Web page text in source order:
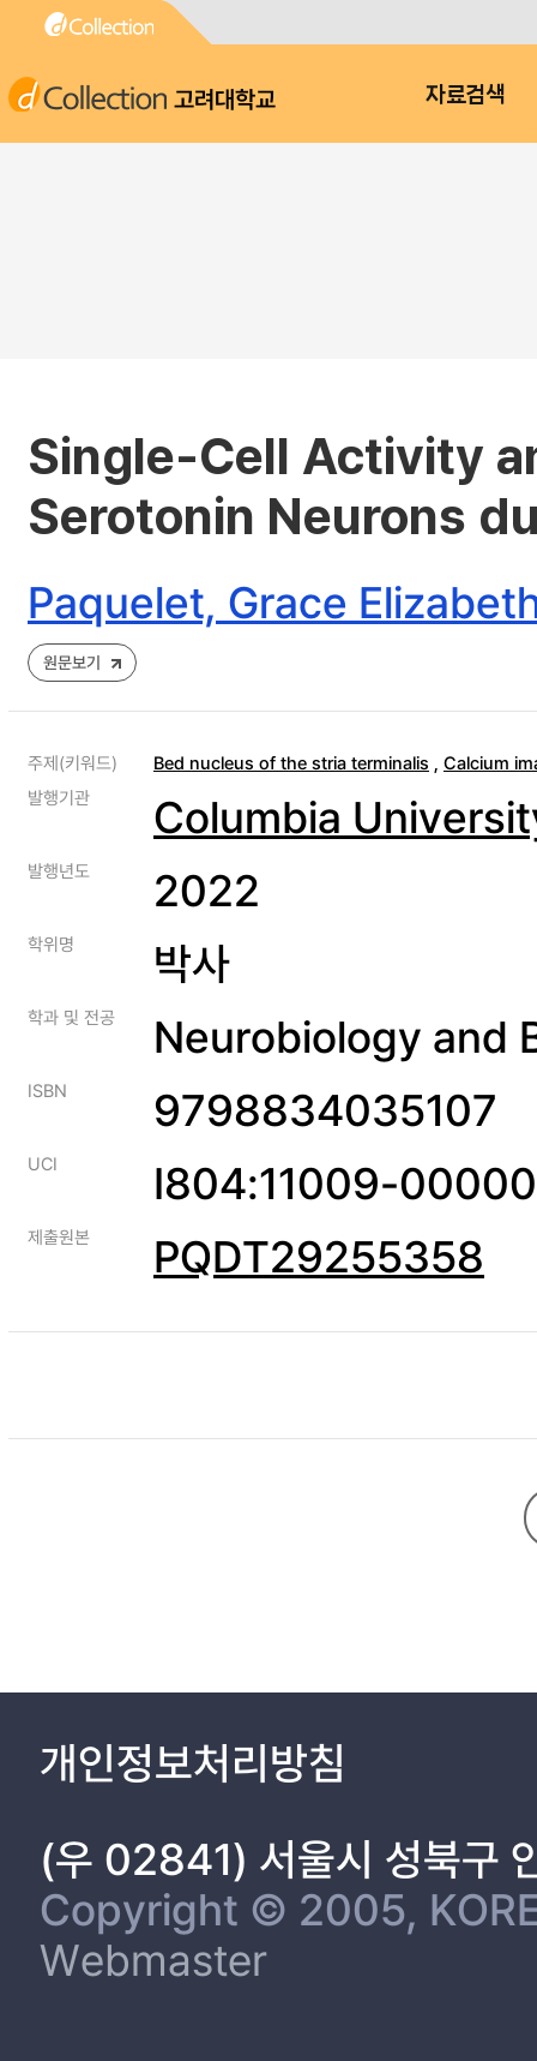
고려대학교 자료검색
Single-Cell Activity
Serotonin Neurons
Paquelet, Grace
원문보기
주제(키워드) Bed nucleus of the stria terminalis , Calcium
발행기관
Columbia
발행년도 2022
학위명 박사
학과 및 전공 Neurobiology and
ISBN 9798834035107
UCI I804:11009-
제출원본 PQDT29255358
개인정보처리방침
(우 02841) 서울시 성북구
Copyright © 2005,
Webmaster